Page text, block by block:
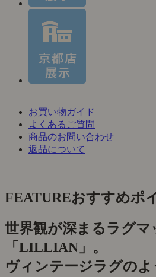
お買い物ガイド
よくあるご質問
商品のお問い合わせ
返品について
FEATUREおすすめポ
世界観が深まるラグマ
「LILLIAN」。
ヴィンテージラグの